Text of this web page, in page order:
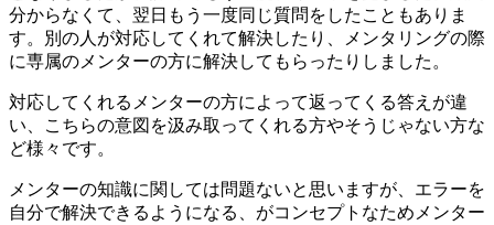
分からなくて、翌日もう一度同じ質問をしたこともありま
す。別の人が対応してくれて解決したり、メンタリングの際
に専属のメンターの方に解決してもらったりしました。
対応してくれる メンターの方によって返ってくる答えが違
い、こちらの意図を汲み取ってくれる方やそうじゃない方な
ど様々 です。
メンターの知識に関しては問題ないと思いますが、エラーを
自分で解決できるようになる、がコンセプトなためメンター